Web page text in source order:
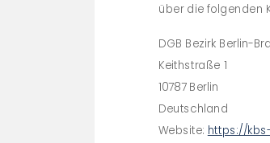
über die folgenden
DGB Bezirk Berlin-
Keithstraße 1
10787 Berlin
Deutschland
Website: https://